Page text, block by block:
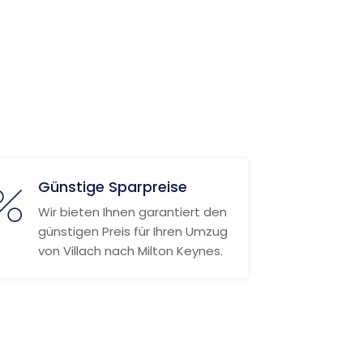
Günstige Sparpreise
Wir bieten Ihnen garantiert den
günstigen Preis für Ihren Umzug
von Villach nach Milton Keynes.